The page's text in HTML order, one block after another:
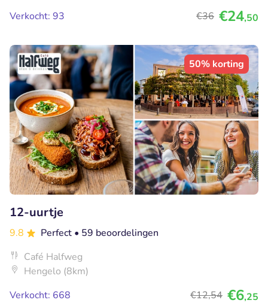
Verkocht: 93
€36 €24,50
50% korting
12-uurtje
9.8 Perfect • 59 beoordelingen
Café Halfweg
Hengelo (8km)
Verkocht: 668
€12,54 €6,25